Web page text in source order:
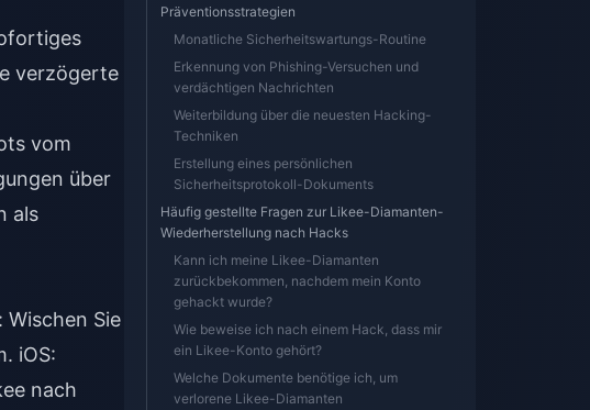
verzögerte
vom
über
als
Sie
iOS:
nach
Präventionsstrategien
Monatliche Sicherheitswartungs-Routine
Erkennung von Phishing-Versuchen und
verdächtigen Nachrichten
Weiterbildung über die neuesten Hacking-
Techniken
Erstellung eines persönlichen
Sicherheitsprotokoll-Dokuments
Häufig gestellte Fragen zur Likee-Diamanten-
Wiederherstellung nach Hacks
Kann ich meine Likee-Diamanten
zurückbekommen, nachdem mein Konto
gehackt wurde?
Wie beweise ich nach einem Hack, dass mir
ein Likee-Konto gehört?
Welche Dokumente benötige ich, um
verlorene Likee-Diamanten